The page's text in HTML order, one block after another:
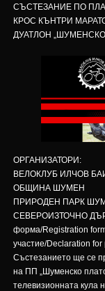
СЪСТЕЗАНИЕ ПО
КРОС КЪНТРИ
ДУАТЛОН „ШУМЕНСКО
ОРГАНИЗАТОРИ:
ВЕЛОКЛУБ ИЛЧОВ
ОБЩИНА ШУМЕН
ПРИРОДЕН ПАРК
СЕВЕРОИЗТОЧНО
форма/Registration
участие/Declaration
Състезанието ще се
на ПП „Шуменско
телевизионната